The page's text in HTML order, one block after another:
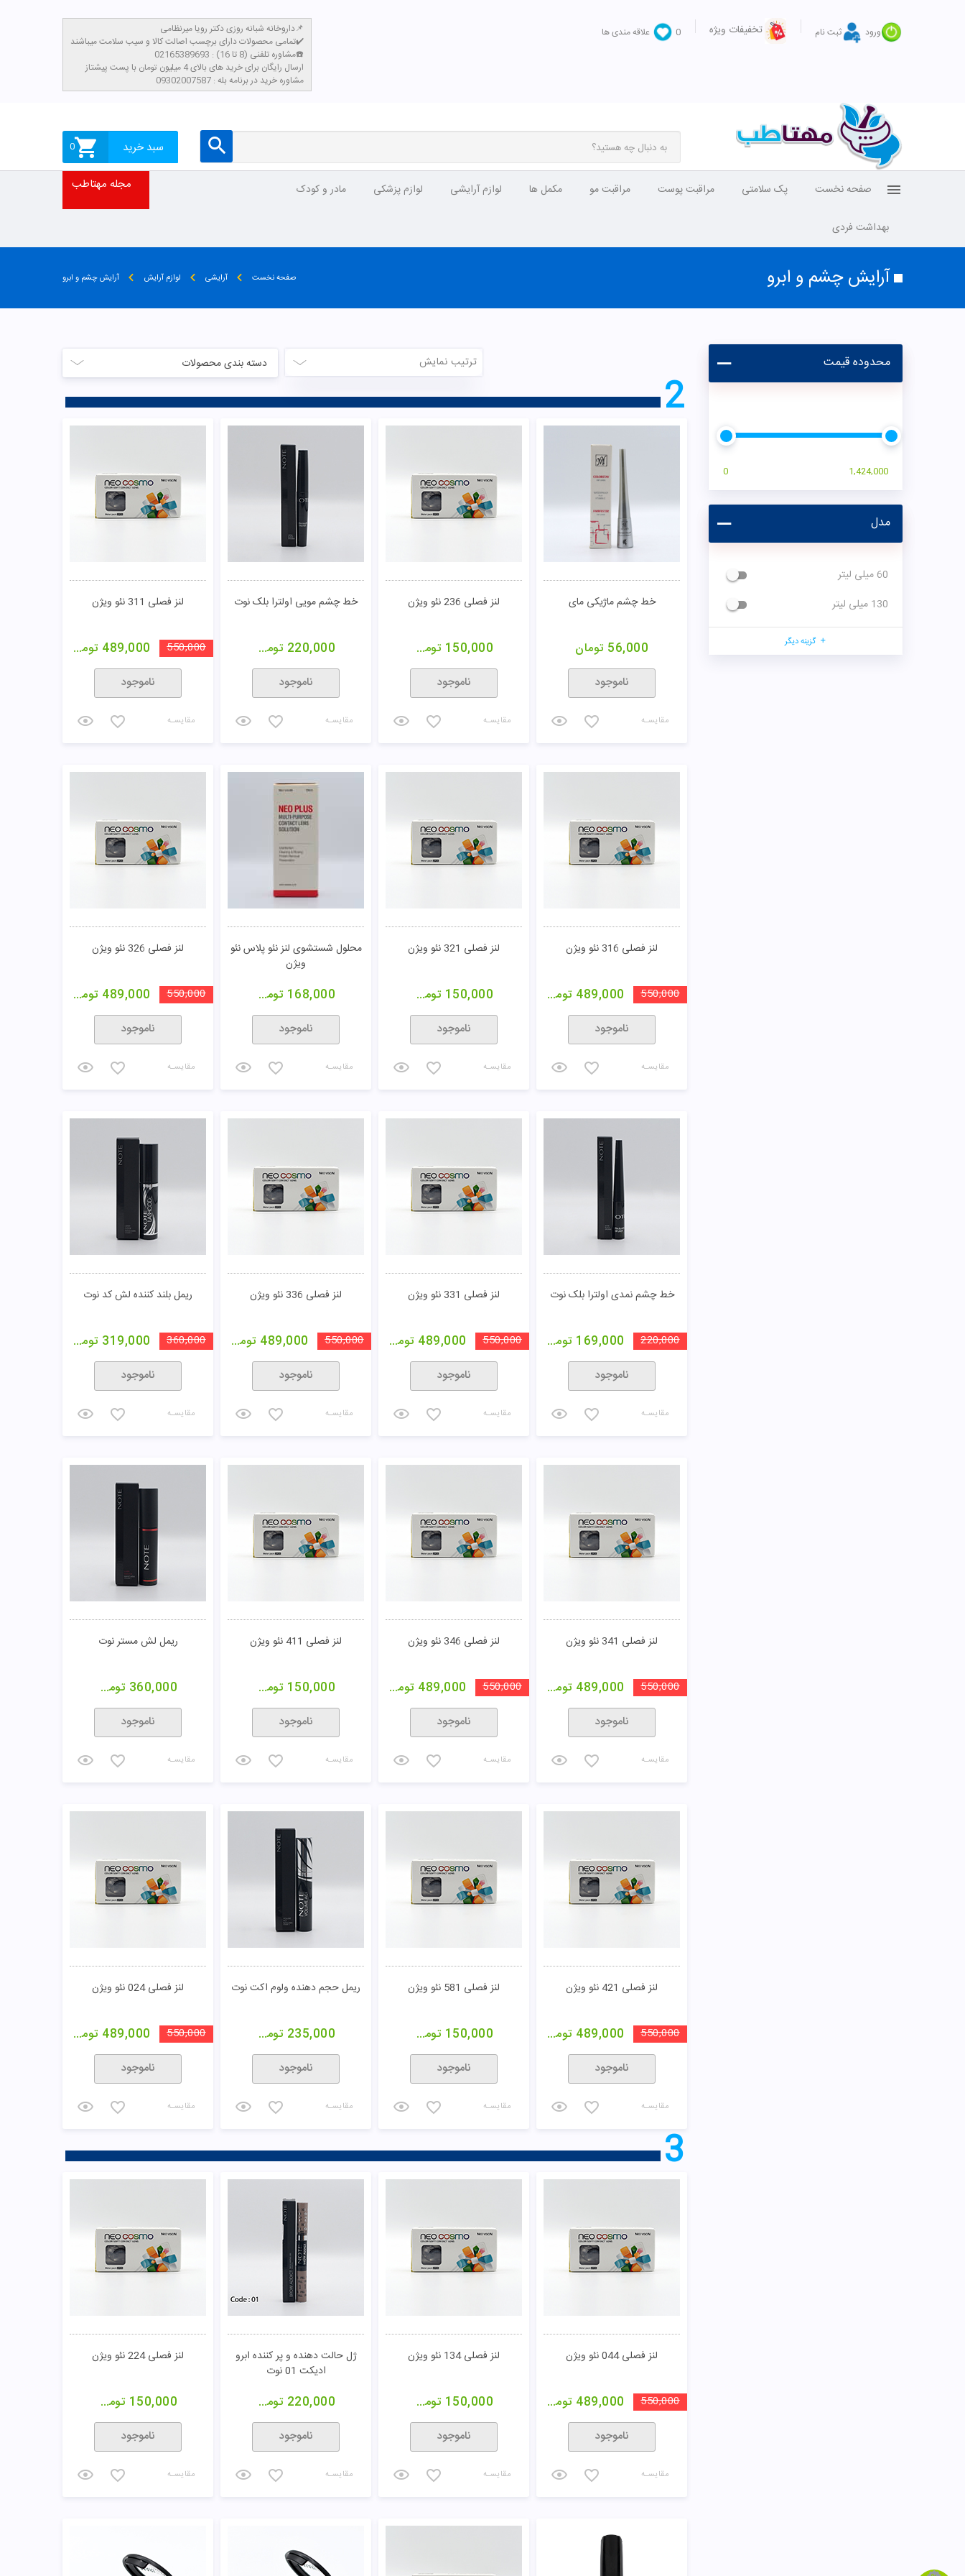
ورود ثبت نام تخفیفات ویژه 0 علاقه مندی ها
داروخانه شبانه روزی دکتر رویا میرنظامی📌
تمامی محصولات دارای برچسب اصالت کالا و سیب سلامت میباشند✔️
مشاوره تلفنی (8 تا 16) : 02165389693☎️
​ارسال رایگان برای خرید های بالای 4 میلیون تومان با پست پیشتاز
مشاوره خرید در برنامه بله : 09302007587
سبد خرید 0
صفحه نخست پک سلامتی مراقبت پوست مراقبت مو مکمل ها لوازم آرایشی لوازم پزشکی مادر و کودک
بهداشت فردی
مجله مهتاطب
آرایش چشم و ابرو صفحه نخست آرایشی لوازم آرایش آرایش چشم و ابرو
محدوده قیمت
0 1,424,000
مدل
60 میلی لیتر
130 میلی لیتر
گزینه دیگر
دسته بندی محصولات ترتیب نمایش
2
خط چشم ماژیکی مای
56,000 تومان
ناموجود
مقایسـه
لنز فصلی 236 نئو ویژن
150,000 تومان
ناموجود
مقایسـه
خط چشم مویی اولترا بلک نوت
220,000 تومان
ناموجود
مقایسـه
لنز فصلی 311 نئو ویژن
550,000
489,000 تومان
ناموجود
مقایسـه
لنز فصلی 316 نئو ویژن
550,000
489,000 تومان
ناموجود
مقایسـه
لنز فصلی 321 نئو ویژن
150,000 تومان
ناموجود
مقایسـه
محلول شستشوی لنز نئو پلاس نئو
ویژن
168,000 تومان
ناموجود
مقایسـه
لنز فصلی 326 نئو ویژن
550,000
489,000 تومان
ناموجود
مقایسـه
خط چشم نمدی اولترا بلک نوت
220,000
169,000 تومان
ناموجود
مقایسـه
لنز فصلی 331 نئو ویژن
550,000
489,000 تومان
ناموجود
مقایسـه
لنز فصلی 336 نئو ویژن
550,000
489,000 تومان
ناموجود
مقایسـه
ریمل بلند کننده لش کد نوت
360,000
319,000 تومان
ناموجود
مقایسـه
لنز فصلی 341 نئو ویژن
550,000
489,000 تومان
ناموجود
مقایسـه
لنز فصلی 346 نئو ویژن
550,000
489,000 تومان
ناموجود
مقایسـه
لنز فصلی 411 نئو ویژن
150,000 تومان
ناموجود
مقایسـه
ریمل لش مستر نوت
360,000 تومان
ناموجود
مقایسـه
لنز فصلی 421 نئو ویژن
550,000
489,000 تومان
ناموجود
مقایسـه
لنز فصلی 581 نئو ویژن
150,000 تومان
ناموجود
مقایسـه
ریمل حجم دهنده ولوم اکت نوت
235,000 تومان
ناموجود
مقایسـه
لنز فصلی 024 نئو ویژن
550,000
489,000 تومان
ناموجود
مقایسـه
3
لنز فصلی 044 نئو ویژن
550,000
489,000 تومان
ناموجود
مقایسـه
لنز فصلی 134 نئو ویژن
150,000 تومان
ناموجود
مقایسـه
ژل حالت دهنده و پر کننده ابرو
ادیکت 01 نوت
220,000 تومان
ناموجود
مقایسـه
لنز فصلی 224 نئو ویژن
150,000 تومان
ناموجود
مقایسـه